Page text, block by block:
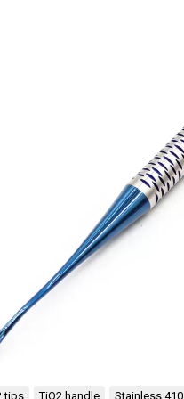
tips TiO2 handle Stainless 410